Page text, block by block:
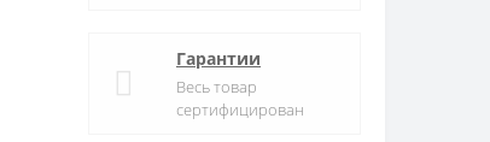
Гарантии
Весь товар
сертифицирован